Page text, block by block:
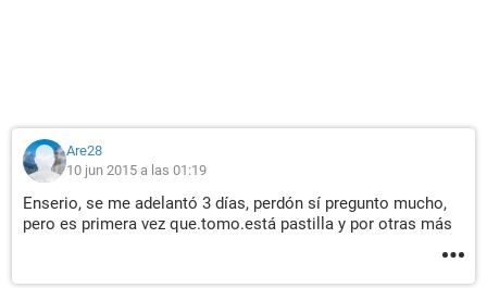
Are28
10 jun 2015 a las 01:19
Enserio, se me adelantó 3 días, perdón sí pregunto mucho,
pero es primera vez que.tomo.está pastilla y por otras más